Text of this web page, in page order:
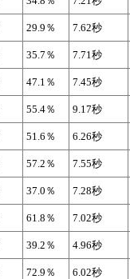
29.9％ 7.62秒
35.7％ 7.71秒
47.1％ 7.45秒
55.4％ 9.17秒
51.6％ 6.26秒
57.2％ 7.55秒
37.0％ 7.28秒
61.8％ 7.02秒
39.2％ 4.96秒
72.9％ 6.02秒